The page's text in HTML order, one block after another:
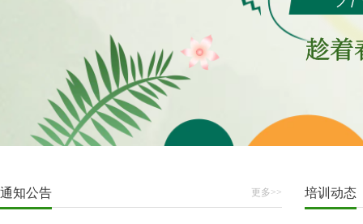
通知公告 更多>> 培训动态